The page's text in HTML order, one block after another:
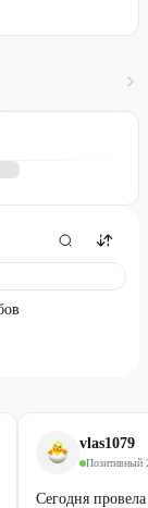
vlas1079
Позитивный·
Сегодня